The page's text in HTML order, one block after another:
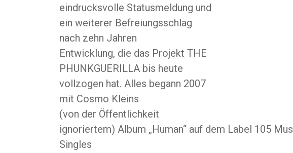
eindrucksvolle Statusmeldung und
ein weiterer Befreiungsschlag
nach zehn Jahren
Entwicklung, die das Projekt THE
PHUNKGUERILLA bis heute
vollzogen hat. Alles begann 2007
mit Cosmo Kleins
(von der Öffentlichkeit
ignoriertem) Album „Human“ auf dem Label 105
Singles